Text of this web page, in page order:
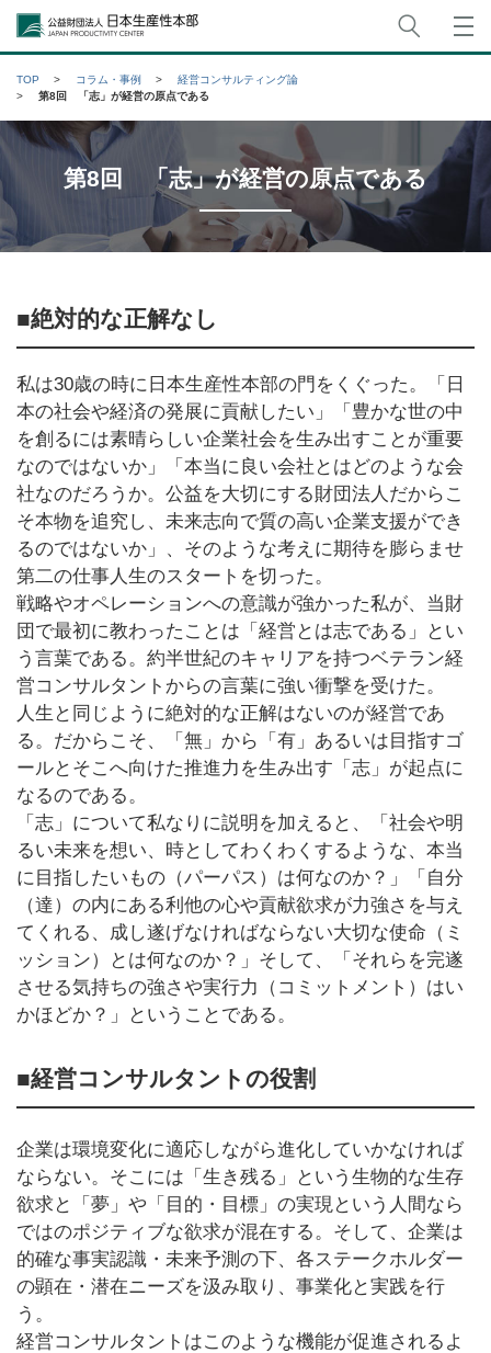
公益財団法人日本生産性本部
TOP コラム・事例
経営コンサルティング論
第8回 「志」が経営の原点である
第8回 「志」が経営の原点である
■絶対的な正解なし
私は30歳の時に日本生産性本部の門をくぐった。「日
本の社会や経済の発展に貢献したい」「豊かな世の中
を創るには素晴らしい企業社会を生み出すことが重要
なのではないか」「本当に良い会社とはどのような会
社なのだろうか。公益を大切にする財団法人だからこ
そ本物を追究し、未来志向で質の高い企業支援ができ
るのではないか」、そのような考えに期待を膨らませ
第二の仕事人生のスタートを切った。
戦略やオペレーションへの意識が強かった私が、当財
団で最初に教わったことは「経営とは志である」とい
う言葉である。約半世紀のキャリアを持つベテラン経
営コンサルタントからの言葉に強い衝撃を受けた。
人生と同じように絶対的な正解はないのが経営であ
る。だからこそ、「無」から「有」あるいは目指すゴ
ールとそこへ向けた推進力を生み出す「志」が起点に
なるのである。
「志」について私なりに説明を加えると、「社会や明
るい未来を想い、時としてわくわくするような、本当
に目指したいもの（パーパス）は何なのか？」「自分
（達）の内にある利他の心や貢献欲求が力強さを与え
てくれる、成し遂げなければならない大切な使命（ミ
ッション）とは何なのか？」そして、「それらを完遂
させる気持ちの強さや実行力（コミットメント）はい
かほどか？」ということである。
■経営コンサルタントの役割
企業は環境変化に適応しながら進化していかなければ
ならない。そこには「生き残る」という生物的な生存
欲求と「夢」や「目的・目標」の実現という人間なら
ではのポジティブな欲求が混在する。そして、企業は
的確な事実認識・未来予測の下、各ステークホルダー
の顕在・潜在ニーズを汲み取り、事業化と実践を行
う。
経営コンサルタントはこのような機能が促進されるよ